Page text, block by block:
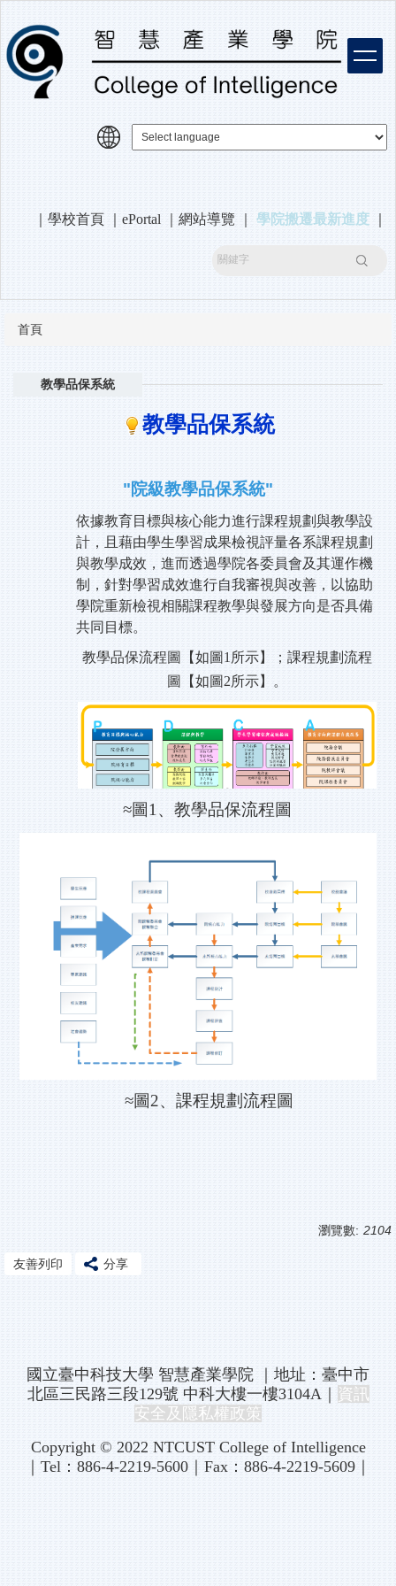
到
主
要
學校首頁 ePortal 網站導覽 學院搬遷最新進度
搜尋
首頁
教學品保系統
教學品保系統
院級教學品保系統
依據教育目標與核心能力進行課程規劃與教學設
計，且藉由學生學習成果檢視評量各系課程規劃
與教學成效，進而透過學院各委員會及其運作機
制，針對學習成效進行自我審視與改善，以協助
學院重新檢視相關課程教學與發展方向是否具備
共同目標。
教學品保流程圖【如圖 1 所示】；課程規劃流程
圖【如圖 2所示】。
≈圖1 、教學品保流程圖
≈圖2、課程規劃流程圖
瀏覽數: 2104
友善列印 分享
國立臺中科技大學 智慧產業學院 ｜地址：臺中市
北區三民路三段129號 中科大樓一樓3104A｜ 資訊
安全及隱私權政策
Copyright © 2022 NTCUST College of Intelligence
｜Tel：886-4-2219-5600｜Fax：886-4-2219-5609｜